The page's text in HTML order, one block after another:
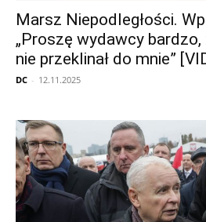
Marsz Niepodległości.
„Proszę wydawcy bardzo,
nie przeklinał do mnie”
DC - 12.11.2025